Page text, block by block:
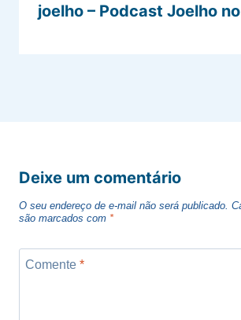
joelho – Podcast Joelho
Deixe um comentário
O seu endereço de e-mail não será publicado.
são marcados com *
Comente *